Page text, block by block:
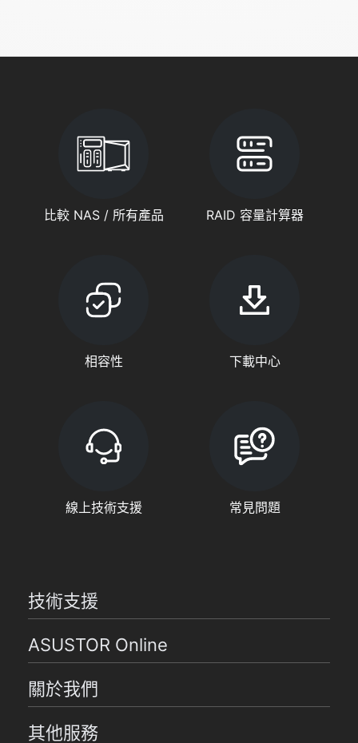
比較 NAS / 所有產品 RAID 容量計算器
相容性 下載中心
線上技術支援 常見問題
技術支援
ASUSTOR Online
關於我們
其他服務